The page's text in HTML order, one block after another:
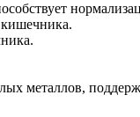
металлов,